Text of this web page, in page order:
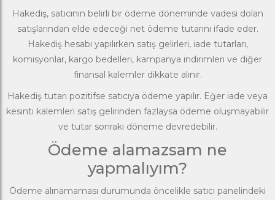
Hakediş, satıcının belirli bir ödeme döneminde vadesi dolan
satışlarından elde edeceği net ödeme tutarını ifade eder.
Hakediş hesabı yapılırken satış gelirleri, iade tutarları,
komisyonlar, kargo bedelleri, kampanya indirimleri ve diğer
finansal kalemler dikkate alınır.
Hakediş tutarı pozitifse satıcıya ödeme yapılır. Eğer iade veya
kesinti kalemleri satış gelirinden fazlaysa ödeme oluşmayabilir
ve tutar sonraki döneme devredebilir.
Ödeme alamazsam ne
yapmalıyım?
Ödeme alınamaması durumunda öncelikle satıcı panelindeki